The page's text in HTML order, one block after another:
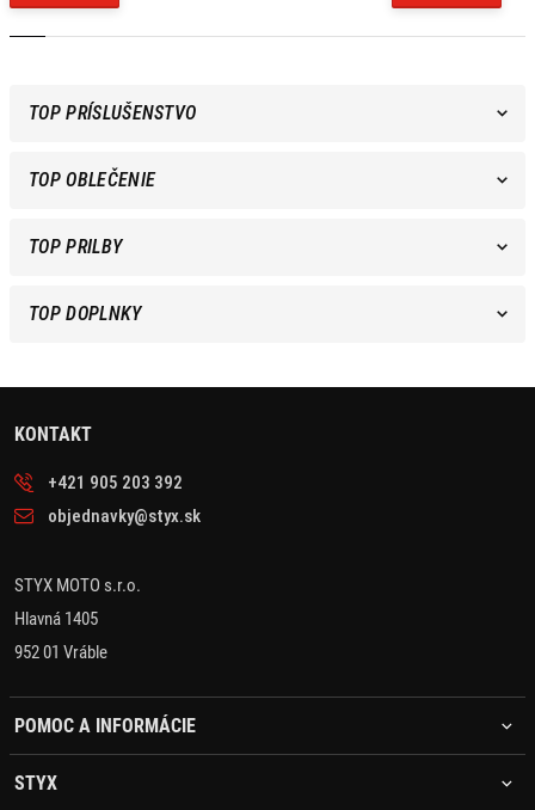
TOP PRÍSLUŠENSTVO
TOP OBLEČENIE
TOP PRILBY
TOP DOPLNKY
KONTAKT
+421 905 203 392
objednavky@styx.sk
STYX MOTO s.r.o.
Hlavná 1405
952 01 Vráble
POMOC A INFORMÁCIE
STYX